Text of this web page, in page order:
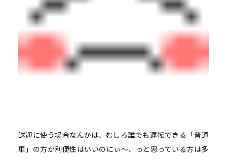
送迎に使う場合なんかは、むしろ誰でも運転できる「普通
車」の方が利便性はいいのにぃ～、っと思っている方は多